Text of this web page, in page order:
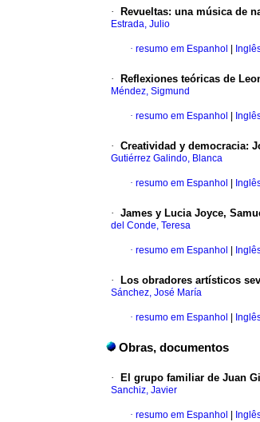
· Revueltas: una música de
Estrada, Julio
· resumo em Espanhol
· Reflexiones teóricas de
Méndez, Sigmund
· resumo em Espanhol
· Creatividad y democracia:
Gutiérrez Galindo, Blanca
· resumo em Espanhol
· James y Lucia Joyce,
del Conde, Teresa
· resumo em Espanhol
· Los obradores artísticos
Sánchez, José María
· resumo em Espanhol
Obras, documentos
· El grupo familiar de Juan
Sanchiz, Javier
· resumo em Espanhol